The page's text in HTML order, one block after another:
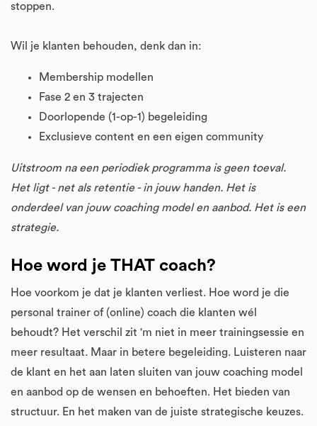
stoppen.
Wil je klanten behouden, denk dan in:
Membership modellen
Fase 2 en 3 trajecten
Doorlopende (1-op-1) begeleiding
Exclusieve content en een eigen community
Uitstroom na een periodiek programma is geen toeval.
Het ligt - net als retentie - in jouw handen. Het is
onderdeel van jouw coaching model en aanbod. Het is een
strategie.
Hoe word je THAT coach?
Hoe voorkom je dat je klanten verliest. Hoe word je die
personal trainer of (online) coach die klanten wél
behoudt? Het verschil zit 'm niet in meer trainingsessie en
meer resultaat. Maar in betere begeleiding. Luisteren naar
de klant en het aan laten sluiten van jouw coaching model
en aanbod op de wensen en behoeften. Het bieden van
structuur. En het maken van de juiste strategische keuzes.